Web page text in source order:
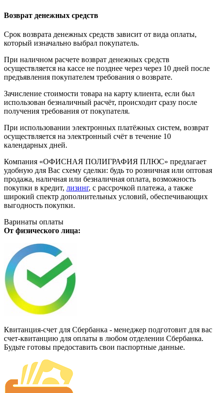
Возврат денежных средств
Срок возврата денежных средств зависит от вида оплаты,
который изначально выбрал покупатель.
При наличном расчете возврат денежных средств
осуществляется на кассе не позднее через через 10 дней после
предъявления покупателем требования о возврате.
Зачисление стоимости товара на карту клиента, если был
использован безналичный расчёт, происходит сразу после
получения требования от покупателя.
При использовании электронных платёжных систем, возврат
осуществляется на электронный счёт в течение 10
календарных дней.
Компания «ОФИСНАЯ ПОЛИГРАФИЯ ПЛЮС» предлагает
удобную для Вас схему сделки: будь то розничная или оптовая
продажа, наличная или безналичная оплата, возможность
покупки в кредит, лизинг, с рассрочкой платежа, а также
широкий спектр дополнительных условий, обеспечивающих
выгодность покупки.
Варинаты оплаты
От физического лица:
Квитанция-счет для Сбербанка - менеджер подготовит для вас
счет-квитанцию для оплаты в любом отделении Сбербанка.
Будьте готовы предоставить свои паспортные данные.